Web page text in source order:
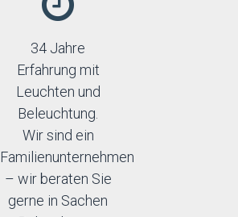
34 Jahre
Erfahrung mit
Leuchten und
Beleuchtung.
Wir sind ein
Familienunternehmen
– wir beraten Sie
gerne in Sachen